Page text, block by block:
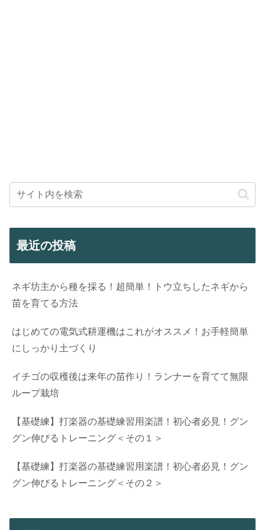
最近の投稿
ネギ坊主から種を採る！超簡単！トウ立ちしたネギから
苗を育てる方法
はじめての電気式耕運機はこれがオススメ！お手軽簡単
にしっかり土づくり
イチゴの収穫後は来年の苗作り！ランナーを育てて無限
ループ栽培
【基礎練】打楽器の基礎練習用楽譜！初心者必見！グン
グン伸びるトレーニング＜その１＞
【基礎練】打楽器の基礎練習用楽譜！初心者必見！グン
グン伸びるトレーニング＜その２＞